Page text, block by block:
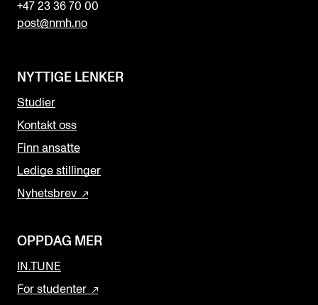
+47 23 36 70 00
post@nmh.no
NYTTIGE LENKER
Studier
Kontakt oss
Finn ansatte
Ledige stillinger
Nyhetsbrev
OPPDAG MER
IN.TUNE
For studenter